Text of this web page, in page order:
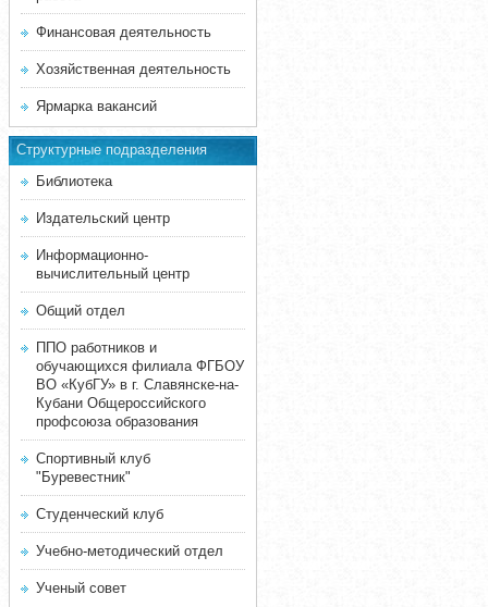
Финансовая деятельность
Хозяйственная деятельность
Ярмарка вакансий
Структурные подразделения
Библиотека
Издательский центр
Информационно-
вычислительный центр
Общий отдел
ППО работников и
обучающихся филиала ФГБОУ
ВО «КубГУ» в г. Славянске-на-
Кубани Общероссийского
профсоюза образования
Спортивный клуб
"Буревестник"
Студенческий клуб
Учебно-методический отдел
Ученый совет